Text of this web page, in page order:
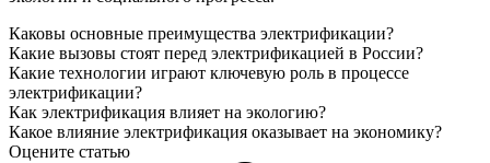
Каковы основные преимущества электрификации?
Какие вызовы стоят перед электрификацией в России?
Какие технологии играют ключевую роль в процессе
электрификации?
Как электрификация влияет на экологию?
Какое влияние электрификация оказывает на экономику?
Оцените статью